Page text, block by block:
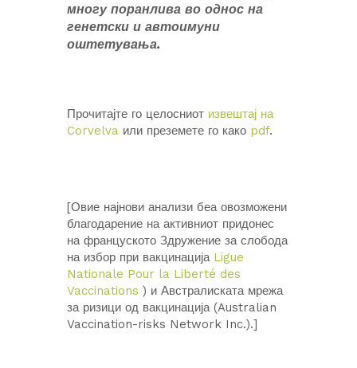
многу поранлива во однос на
генетски и автоимуни
оштетувања.
Прочитајте го целосниот извештај на
Corvelva или преземете го како pdf.
[Овие најнови анализи беа овозможени
благодарение на активниот придонес
на француското Здружение за слобода
на избор при вакцинација Ligue
Nationale Pour la Liberté des
Vaccinations ) и Австралиската мрежа
за ризици од вакцинација (Australian
Vaccination-risks Network Inc.).]